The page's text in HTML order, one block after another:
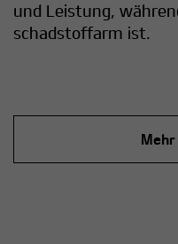
und Leistung,
schadstoffarm ist.